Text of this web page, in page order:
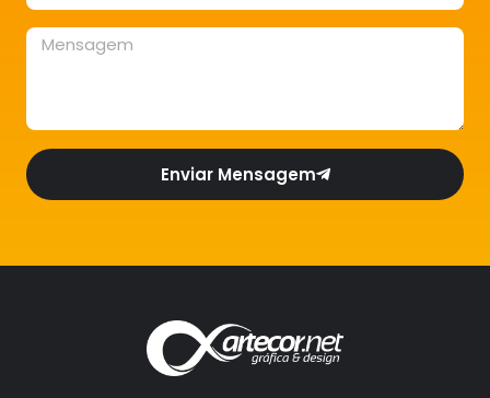
Enviar Mensagem